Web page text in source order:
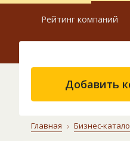
Рейтинг компаний
Добавить
Главная Бизнес-